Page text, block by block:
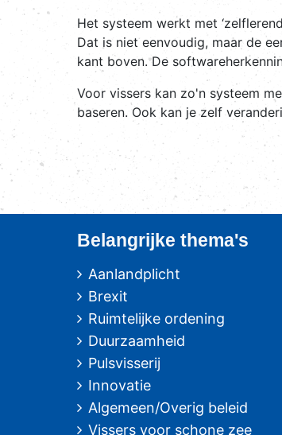
Het systeem werkt met
Dat is niet eenvoudig, maar de
kant boven. De
Voor vissers kan zo'n systeem
baseren. Ook kan je zelf
Belangrijke thema's
Aanlandplicht
Brexit
Ruimtelijke ordening
Duurzaamheid
Pulsvisserij
Innovatie
Algemeen/Overig beleid
Vissers voor schone zee